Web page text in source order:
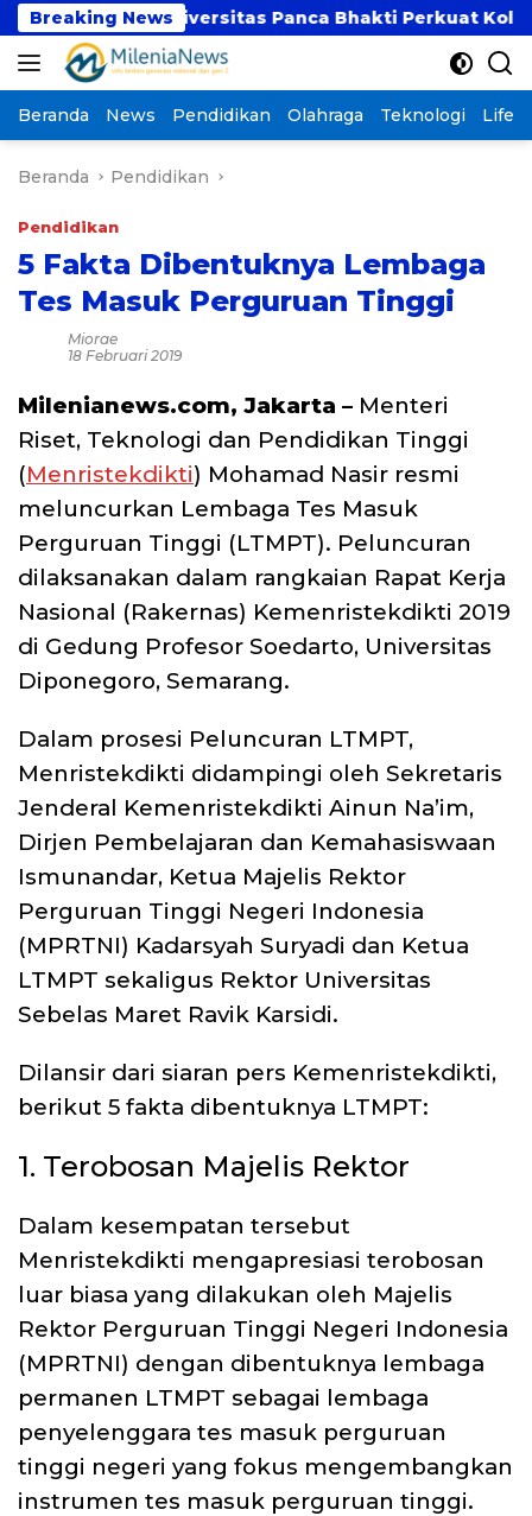
Langsung
ke
konten
Breaking News
dan Universitas Panca Bhakti Perkuat Kolaborasi
Beranda News Pendidikan Olahraga Teknologi
Beranda Pendidikan
Pendidikan
5 Fakta Dibentuknya Lembaga
Tes Masuk Perguruan Tinggi
Miorae
18 Februari 2019
Milenianews.com, Jakarta – Menteri
Riset, Teknologi dan Pendidikan Tinggi
(Menristekdikti) Mohamad Nasir resmi
meluncurkan Lembaga Tes Masuk
Perguruan Tinggi (LTMPT). Peluncuran
dilaksanakan dalam rangkaian Rapat Kerja
Nasional (Rakernas) Kemenristekdikti 2019
di Gedung Profesor Soedarto, Universitas
Diponegoro, Semarang.
Dalam prosesi Peluncuran LTMPT,
Menristekdikti didampingi oleh Sekretaris
Jenderal Kemenristekdikti Ainun Na’im,
Dirjen Pembelajaran dan Kemahasiswaan
Ismunandar, Ketua Majelis Rektor
Perguruan Tinggi Negeri Indonesia
(MPRTNI) Kadarsyah Suryadi dan Ketua
LTMPT sekaligus Rektor Universitas
Sebelas Maret Ravik Karsidi.
Dilansir dari siaran pers Kemenristekdikti,
berikut 5 fakta dibentuknya LTMPT:
1. Terobosan Majelis Rektor
Dalam kesempatan tersebut
Menristekdikti mengapresiasi terobosan
luar biasa yang dilakukan oleh Majelis
Rektor Perguruan Tinggi Negeri Indonesia
(MPRTNI) dengan dibentuknya lembaga
permanen LTMPT sebagai lembaga
penyelenggara tes masuk perguruan
tinggi negeri yang fokus mengembangkan
instrumen tes masuk perguruan tinggi.